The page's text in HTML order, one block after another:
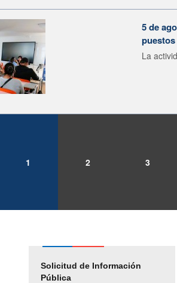
5 de
La
1 2 3
Solicitud de Información
Pública
Pago Proveedores
Empleos